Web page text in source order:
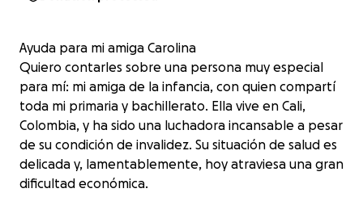
Ayuda para mi amiga Carolina
Quiero contarles sobre una persona muy especial
para mí: mi amiga de la infancia, con quien compartí
toda mi primaria y bachillerato. Ella vive en Cali,
Colombia, y ha sido una luchadora incansable a pesar
de su condición de invalidez. Su situación de salud es
delicada y, lamentablemente, hoy atraviesa una gran
dificultad económica.